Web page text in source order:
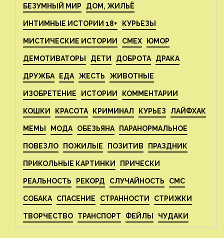
БЕЗУМНЫЙ МИР ДОМ, ЖИЛЬЁ
ИНТИМНЫЕ ИСТОРИИ 18+ КУРЬЕЗЫ
МИСТИЧЕСКИЕ ИСТОРИИ СМЕХ ЮМОР
ДЕМОТИВАТОРЫ ДЕТИ ДОБРОТА ДРАКА
ДРУЖБА ЕДА ЖЕСТЬ ЖИВОТНЫЕ
ИЗОБРЕТЕНИЕ ИСТОРИИ КОММЕНТАРИИ
КОШКИ КРАСОТА КРИМИНАЛ КУРЬЕЗ ЛАЙФХАК
МЕМЫ МОДА ОБЕЗЬЯНА ПАРАНОРМАЛЬНОЕ
ПОВЕЗЛО ПОЖИЛЫЕ ПОЗИТИВ ПРАЗДНИК
ПРИКОЛЬНЫЕ КАРТИНКИ ПРИЧЕСКИ
РЕАЛЬНОСТЬ РЕКОРД СЛУЧАЙНОСТЬ СМС
СОБАКА СПАСЕНИЕ СТРАННОСТИ СТРИЖКИ
ТВОРЧЕСТВО ТРАНСПОРТ ФЕЙЛЫ ЧУДАКИ